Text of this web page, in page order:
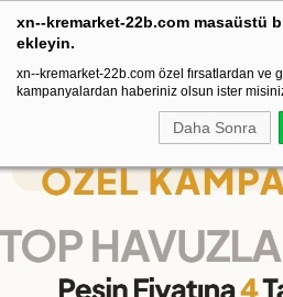
xn--kremarket-22b.com masaüstü
ekleyin.
xn--kremarket-22b.com özel fırsatlardan ve
kampanyalardan haberiniz olsun ister
Daha Sonra
Stoktan Gönderim.%
Kaydırak Salıncak
Dolgulu Ayak